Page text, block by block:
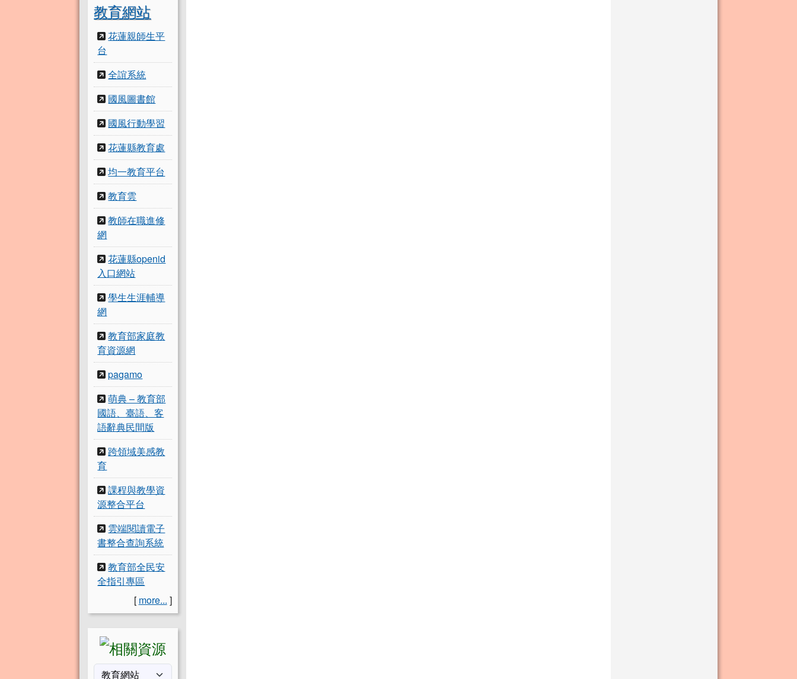
教育網站
花蓮親師生平
台
全誼系統
國風圖書館
國風行動學習
花蓮縣教育處
均一教育平台
教育雲
教師在職進修
網
花蓮縣openid
入口網站
學生生涯輔導
網
教育部家庭教
育資源網
pagamo
萌典 – 教育部
國語、臺語、客
語辭典民間版
跨領域美感教
育
課程與教學資
源整合平台
雲端閱讀電子
書整合查詢系統
教育部全民安
全指引專區
[ more... ]